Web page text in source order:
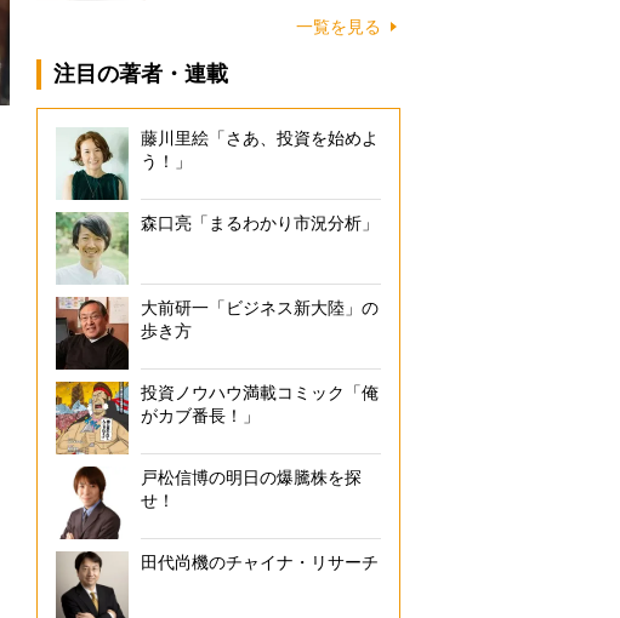
一覧を見る
注目の著者・連載
藤川里絵「さあ、投資を始めよ
う！」
森口亮「まるわかり市況分析」
大前研一「ビジネス新大陸」の
歩き方
投資ノウハウ満載コミック「俺
がカブ番長！」
戸松信博の明日の爆騰株を探
せ！
田代尚機のチャイナ・リサーチ